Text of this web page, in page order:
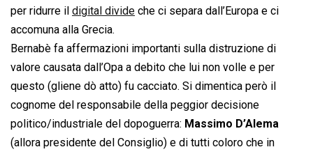
per ridurre il digital divide che ci separa dall’Europa e ci
accomuna alla Grecia.
Bernabè fa affermazioni importanti sulla distruzione di
valore causata dall’Opa a debito che lui non volle e per
questo (gliene dò atto) fu cacciato. Si dimentica però il
cognome del responsabile della peggior decisione
politico/industriale del dopoguerra: Massimo D’Alema
(allora presidente del Consiglio) e di tutti coloro che in